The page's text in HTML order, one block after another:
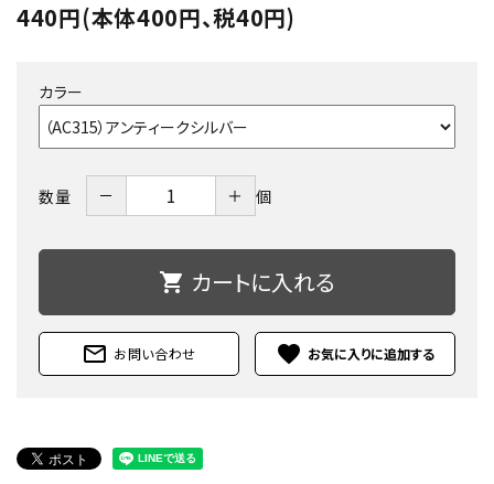
440円(本体400円、税40円)
カラー
数量 － ＋ 個
shopping_cart カートに入れる
mail_outline お問い合わせ favorite